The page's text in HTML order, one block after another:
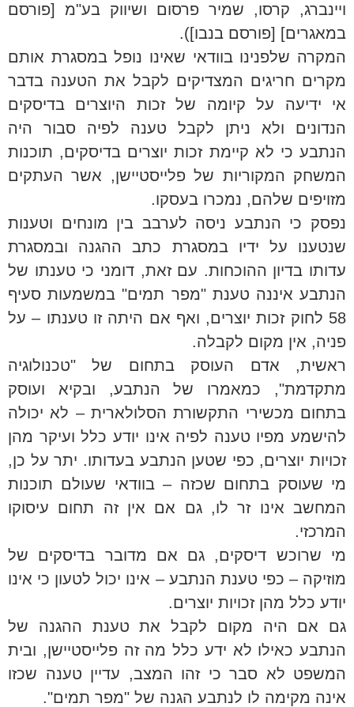
ויינברג, קרסו, שמיר פרסום ושיווק בע"מ [פורסם
במאגרים] [פורסם בנבו]).
המקרה שלפנינו בוודאי שאינו נופל במסגרת אותם
מקרים חריגים המצדיקים לקבל את הטענה בדבר
אי ידיעה על קיומה של זכות היוצרים בדיסקים
הנדונים ולא ניתן לקבל טענה לפיה סבור היה
הנתבע כי לא קיימת זכות יוצרים בדיסקים, תוכנות
המשחק המקוריות של פלייסטיישן, אשר העתקים
מזויפים שלהם, נמכרו בעסקו.
נפסק כי הנתבע ניסה לערבב בין מונחים וטענות
שנטענו על ידיו במסגרת כתב ההגנה ובמסגרת
עדותו בדיון ההוכחות. עם זאת, דומני כי טענתו של
הנתבע איננה טענת "מפר תמים" במשמעות סעיף
58 לחוק זכות יוצרים, ואף אם היתה זו טענתו – על
פניה, אין מקום לקבלה.
ראשית, אדם העוסק בתחום של "טכנולוגיה
מתקדמת", כמאמרו של הנתבע, ובקיא ועוסק
בתחום מכשירי התקשורת הסלולארית – לא יכולה
להישמע מפיו טענה לפיה אינו יודע כלל ועיקר מהן
זכויות יוצרים, כפי שטען הנתבע בעדותו. יתר על כן,
מי שעוסק בתחום שכזה – בוודאי שעולם תוכנות
המחשב אינו זר לו, גם אם אין זה תחום עיסוקו
המרכזי.
מי שרוכש דיסקים, גם אם מדובר בדיסקים של
מוזיקה – כפי טענת הנתבע – אינו יכול לטעון כי אינו
יודע כלל מהן זכויות יוצרים.
גם אם היה מקום לקבל את טענת ההגנה של
הנתבע כאילו לא ידע כלל מה זה פלייסטיישן, ובית
המשפט לא סבר כי זהו המצב, עדיין טענה שכזו
אינה מקימה לו לנתבע הגנה של "מפר תמים".